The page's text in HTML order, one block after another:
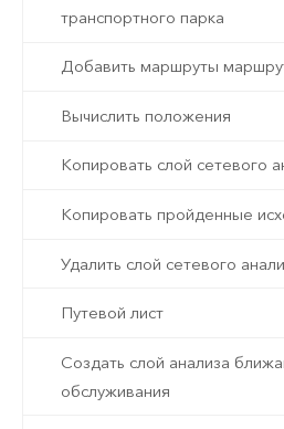
транспортного парка
Добавить маршруты
Вычислить положения
Копировать слой сетевого
Копировать пройденные
Удалить слой сетевого
Путевой лист
Создать слой анализа
обслуживания